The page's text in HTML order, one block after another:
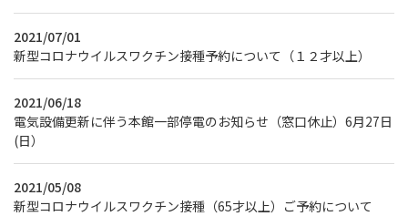
2021/07/01
新型コロナウイルスワクチン接種予約について（１２才以上）
2021/06/18
電気設備更新に伴う本館一部停電のお知らせ（窓口休止）6月27日
(日）
2021/05/08
新型コロナウイルスワクチン接種（65才以上）ご予約について